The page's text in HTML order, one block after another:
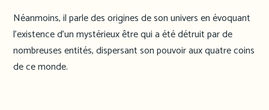
Néanmoins, il parle des origines de son univers en évoquant
l’existence d’un mystérieux être qui a été détruit par de
nombreuses entités, dispersant son pouvoir aux quatre coins
de ce monde.